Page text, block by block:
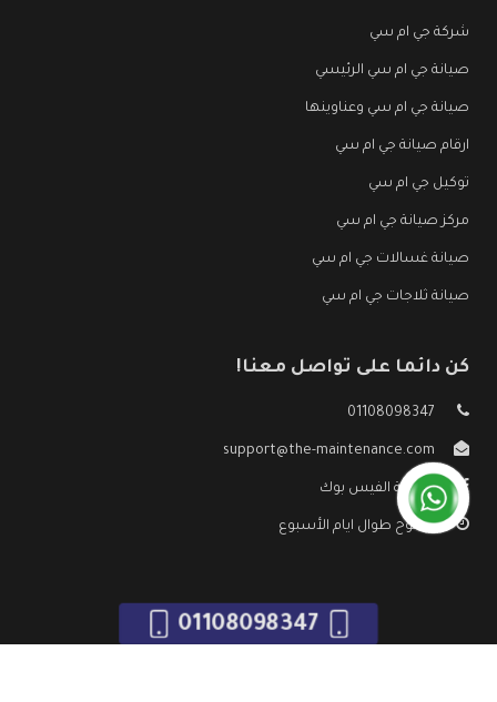
شركة جي ام سي
صيانة جي ام سي الرئيسي
صيانة جي ام سي وعناوينها
ارقام صيانة جي ام سي
توكيل جي ام سي
مركز صيانة جي ام سي
صيانة غسالات جي ام سي
صيانة ثلاجات جي ام سي
كن دائما على تواصل معنا!
01108098347
support@the-maintenance.com
صفحة الفيس بوك
مفتوح طوال ايام الأسبوع
01108098347